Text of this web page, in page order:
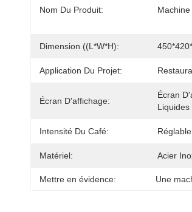
Nom Du Produit:
Dimension ((L*W*H):
Application Du Projet:
Écran D'affichage:
Écran
Liquides
Intensité Du Café: Réglable
Matériel: Acier
Mettre en évidence: Une